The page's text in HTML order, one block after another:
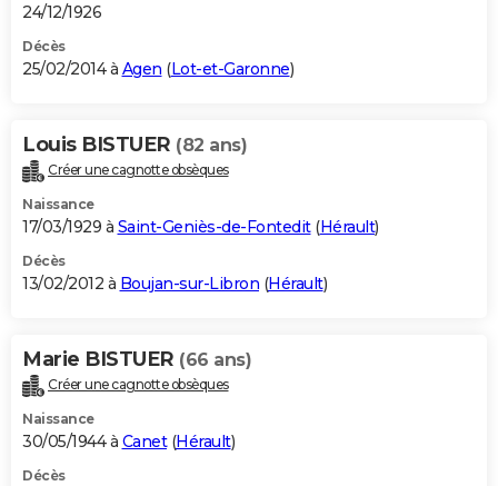
24/12/1926
Décès
25/02/2014 à Agen (Lot-et-Garonne)
Louis BISTUER (82 ans)
Créer une cagnotte obsèques
Naissance
17/03/1929 à Saint-Geniès-de-Fontedit(Hérault)
Décès
13/02/2012 à Boujan-sur-Libron (Hérault)
Marie BISTUER (66 ans)
Créer une cagnotte obsèques
Naissance
30/05/1944 à Canet(Hérault)
Décès